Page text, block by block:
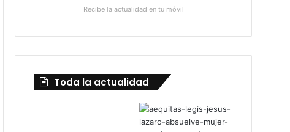
Recibe la actualidad en tu móvil
Toda la actualidad